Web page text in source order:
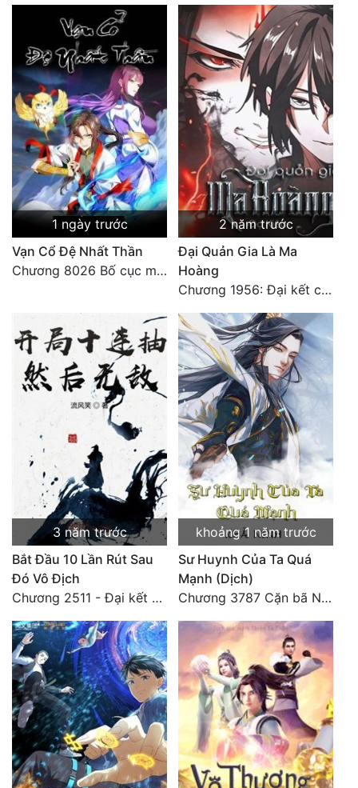
Sát Phạt Quyết Đoán
Vô Sỉ
Điềm Đạm
1 ngày trước
Vạn Cổ Đệ Nhất Thần
Chương 8026 Bố cục mới
2 năm trước
Đại Quản Gia Là Ma
Hoàng
Chương 1956: Đại kết cục
3 năm trước
Bắt Đầu 10 Lần Rút Sau
Đó Vô Địch
Chương 2511 - Đại kết cục, Phiên ngoại thiên: Chư thiên quy nhất giới, vĩnh hằng thế giới. Hết!
khoảng 1 năm trước
Sư Huynh Của Ta Quá
Mạnh (Dịch)
Chương 3787 Cặn bã Nam Thiên Đạo